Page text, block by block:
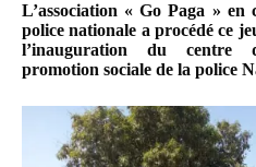
L’association « Go Paga » en
police nationale a procédé ce
l’inauguration du centre
promotion sociale de la police